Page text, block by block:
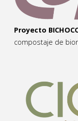
Proyecto
compostaje de